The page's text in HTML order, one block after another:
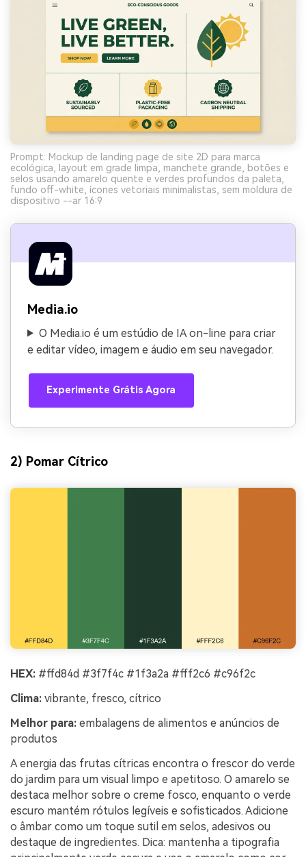
Prompt: Mockup de landing page de site 2D para marca
ecológica, layout em grade limpa, manchete grande, botões e
selos usando amarelo quente e verdes profundos da paleta,
fundo off-white, ícones vetoriais minimalistas, sem moldura de
dispositivo --ar 16:9
Media.io
O Media.io é um estúdio de IA on-line para criar
e editar vídeo, imagem e áudio em seu navegador.
Experimente Grátis Agora
2) Pomar Cítrico
HEX: #ffd84d #3f7f4c #1f3a2a #fff2c6 #c96f2c
Clima: vibrante, fresco, cítrico
Melhor para: embalagens de alimentos e anúncios de
produtos
A energia das frutas cítricas encontra o frescor do verde
do jardim para um visual limpo e apetitoso. O amarelo se
destaca melhor sobre o creme fosco, enquanto o verde
escuro mantém rótulos legíveis e sofisticados. Adicione
o âmbar como um toque sutil em selos, adesivos ou
destaque de ingredientes. Dica: mantenha a tipografia